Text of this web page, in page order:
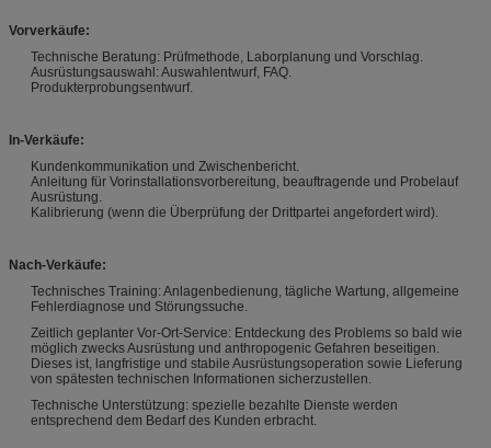
Vorverkäufe:
Technische Beratung: Prüfmethode, Laborplanung und Vorschlag.
Ausrüstungsauswahl: Auswahlentwurf, FAQ.
Produkterprobungsentwurf.
In-Verkäufe:
Kundenkommunikation und Zwischenbericht.
Anleitung für Vorinstallationsvorbereitung, beauftragende und Probelauf
Ausrüstung.
Kalibrierung (wenn die Überprüfung der Drittpartei angefordert wird).
Nach-Verkäufe:
Technisches Training: Anlagenbedienung, tägliche Wartung, allgemeine
Fehlerdiagnose und Störungssuche.
Zeitlich geplanter Vor-Ort-Service: Entdeckung des Problems so bald wie
möglich zwecks Ausrüstung und anthropogenic Gefahren beseitigen.
Dieses ist, langfristige und stabile Ausrüstungsoperation sowie Lieferung
von spätesten technischen Informationen sicherzustellen.
Technische Unterstützung: spezielle bezahlte Dienste werden
entsprechend dem Bedarf des Kunden erbracht.